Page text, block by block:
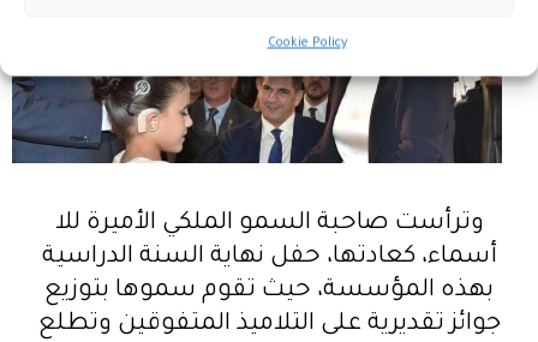
Cookie Policy
وترأست صاحبة السمو الملكي الأميرة للا
أسماء، كعادتها، حفل نهاية السنة الدراسية
بهذه المؤسسة، حيث تقوم سموها بتوزيع
جوائز تقديرية على التلاميذ المتفوقين وتطلع